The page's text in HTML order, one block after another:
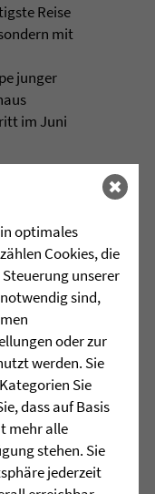
Reise
mit
junger
im Juni
die
die
Schule in
den
optimales
Cookies, die
unserer
sind,
oder zur
werden. Sie
Sie
dass auf Basis
mehr alle
stehen. Sie
jederzeit